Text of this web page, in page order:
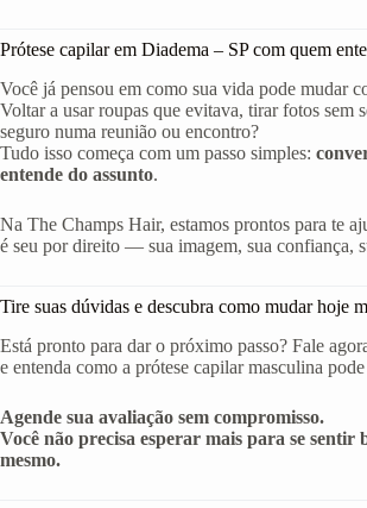
Prótese capilar em Diadema – SP com quem
Você já pensou em como sua vida pode mudar
Voltar a usar roupas que evitava, tirar fotos sem
seguro numa reunião ou encontro?
Tudo isso começa com um passo simples:
entende do assunto.
Na The Champs Hair, estamos prontos para te
é seu por direito — sua imagem, sua confiança,
Tire suas dúvidas e descubra como mudar hoje
Está pronto para dar o próximo passo? Fale
e entenda como a prótese capilar masculina
Agende sua avaliação sem compromisso.
Você não precisa esperar mais para se sentir
mesmo.